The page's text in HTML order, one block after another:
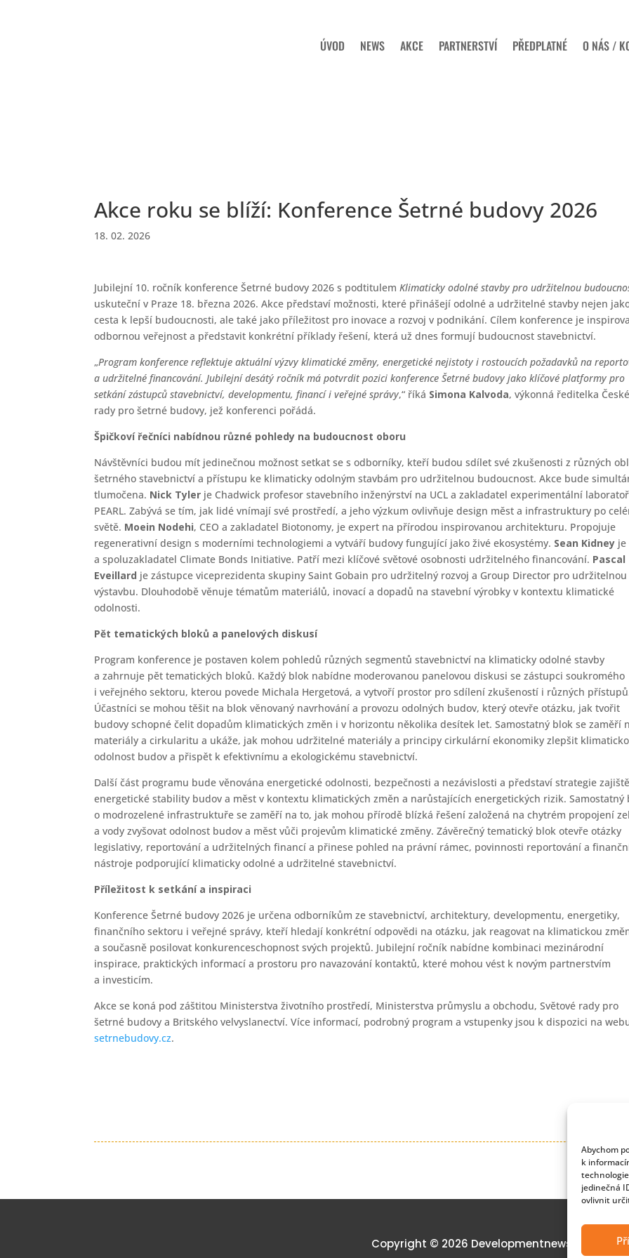
Abychom
k
jedinečná
ovlivnit
ÚVOD NEWS AKCE PARTNERSTVÍ PŘEDPLATNÉ O NÁS /
Akce roku se blíží: Konference Šetrné budovy 2026
18. 02. 2026
Jubilejní 10. ročník konference Šetrné budovy 2026 s podtitulemKlimaticky odolné stavby pro udržitelnou
uskuteční v Praze 18. března 2026. Akce představí možnosti, které přinášejí odolné a udržitelné stavby nejen
cesta k lepší budoucnosti, ale také jako příležitost pro inovace a rozvoj v podnikání. Cílem konference je
odbornou veřejnost a představit konkrétní příklady řešení, která už dnes formují budoucnost stavebnictví.
„Program konference reflektuje aktuální výzvy klimatické změny, energetické nejistoty i rostoucích požadavků na
a udržitelné financování. Jubilejní desátý ročník má potvrdit pozici konference Šetrné budovy jako klíčové platformy pro
setkání zástupců stavebnictví, developmentu, financí i veřejné správy,“ říká Simona Kalvoda, výkonná ředitelka České
rady pro šetrné budovy, jež konferenci pořádá.
Špičkoví řečníci nabídnou různé pohledy na budoucnost oboru
Návštěvníci budou mít jedinečnou možnost setkat se s odborníky, kteří budou sdílet své zkušenosti z různých
šetrného stavebnictví a přístupu ke klimaticky odolným stavbám pro udržitelnou budoucnost. Akce bude
tlumočena. Nick Tyler je Chadwick profesor stavebního inženýrství na UCL a zakladatel experimentální
PEARL. Zabývá se tím, jak lidé vnímají své prostředí, a jeho výzkum ovlivňuje design měst a infrastruktury po
světě. Moein Nodehi, CEO a zakladatel Biotonomy, je expert na přírodou inspirovanou architekturu. Propojuje
regenerativní design s moderními technologiemi a vytváří budovy fungující jako živé ekosystémy. Sean Kidney je
a spoluzakladatel Climate Bonds Initiative. Patří mezi klíčové světové osobnosti udržitelného financování. Pascal
Eveillard je zástupce viceprezidenta skupiny Saint Gobain pro udržitelný rozvoj a Group Director pro udržitelnou
výstavbu. Dlouhodobě věnuje tématům materiálů, inovací a dopadů na stavební výrobky v kontextu klimatické
odolnosti.
Pět tematických bloků a panelových diskusí
Program konference je postaven kolem pohledů různých segmentů stavebnictví na klimaticky odolné stavby
a zahrnuje pět tematických bloků. Každý blok nabídne moderovanou panelovou diskusi se zástupci soukromého
i veřejného sektoru, kterou povede Michala Hergetová, a vytvoří prostor pro sdílení zkušeností i různých
Účastníci se mohou těšit na blok věnovaný navrhování a provozu odolných budov, který otevře otázku, jak tvořit
budovy schopné čelit dopadům klimatických změn i v horizontu několika desítek let. Samostatný blok se zaměří
materiály a cirkularitu a ukáže, jak mohou udržitelné materiály a principy cirkulární ekonomiky zlepšit
odolnost budov a přispět k efektivnímu a ekologickému stavebnictví.
Další část programu bude věnována energetické odolnosti, bezpečnosti a nezávislosti a představí strategie
energetické stability budov a měst v kontextu klimatických změn a narůstajících energetických rizik. Samostatný
o modrozelené infrastruktuře se zaměří na to, jak mohou přírodě blízká řešení založená na chytrém propojení
a vody zvyšovat odolnost budov a měst vůči projevům klimatické změny. Závěrečný tematický blok otevře otázky
legislativy, reportování a udržitelných financí a přinese pohled na právní rámec, povinnosti reportování a
nástroje podporující klimaticky odolné a udržitelné stavebnictví.
Příležitost k setkání a inspiraci
Konference Šetrné budovy 2026 je určena odborníkům ze stavebnictví, architektury, developmentu, energetiky,
finančního sektoru i veřejné správy, kteří hledají konkrétní odpovědi na otázku, jak reagovat na klimatickou
a současně posilovat konkurenceschopnost svých projektů. Jubilejní ročník nabídne kombinaci mezinárodní
inspirace, praktických informací a prostoru pro navazování kontaktů, které mohou vést k novým partnerstvím
a investicím.
Akce se koná pod záštitou Ministerstva životního prostředí, Ministerstva průmyslu a obchodu, Světové rady pro
šetrné budovy a Britského velvyslanectví. Více informací, podrobný program a vstupenky jsou k dispozici na
setrnebudovy.cz.
Copyright © 2026 Developmentnews